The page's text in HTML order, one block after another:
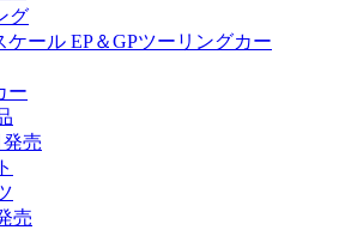
グ
ケール EP＆GPツーリングカー
ー
発売
売